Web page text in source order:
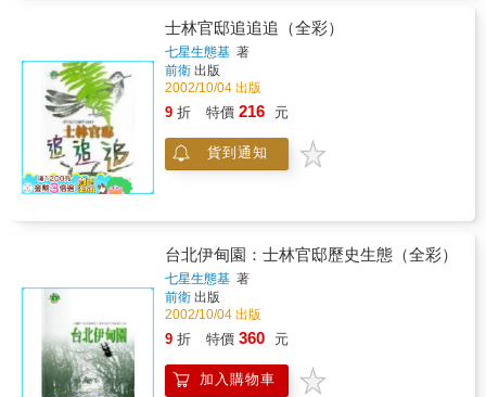
士林官邸追追追（全彩）
七星生態基 著
前衛 出版
2002/10/04 出版
9 折 特價 216 元
貨到通知
台北伊甸園：士林官邸歷史生態（全彩）
七星生態基 著
前衛 出版
2002/10/04 出版
9 折 特價 360 元
加入購物車